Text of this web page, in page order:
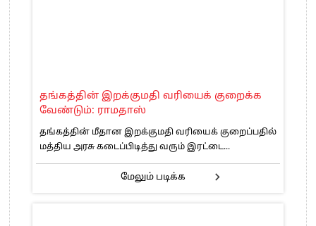
தங்கத்தின் இறக்குமதி வரியைக் குறைக்க
வேண்டும்: ராமதாஸ்
தங்கத்தின் மீதான இறக்குமதி வரியைக் குறைப்பதில்
மத்திய அரசு கடைப்பிடித்து வரும் இரட்டை...
மேலும் படிக்க